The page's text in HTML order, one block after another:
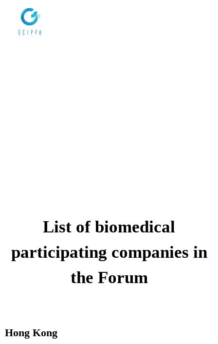
List of biomedical
participating companies in
the Forum
Hong Kong